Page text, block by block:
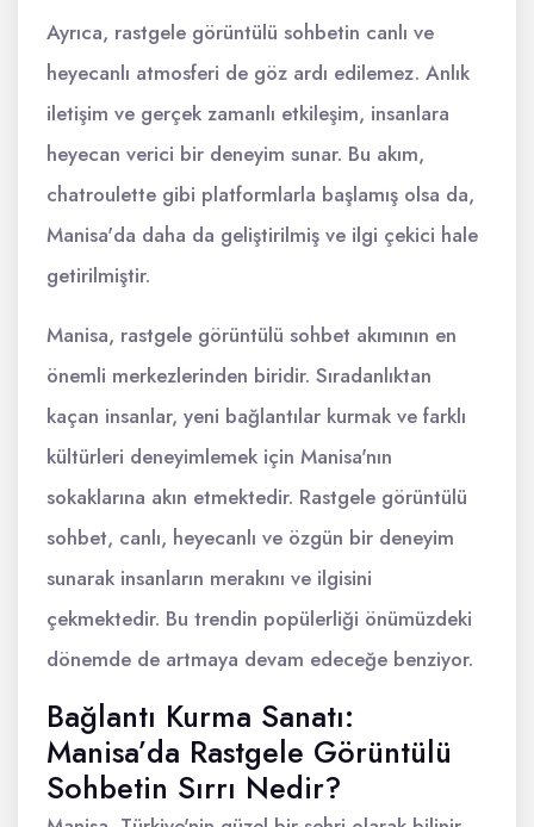
Ayrıca, rastgele görüntülü sohbetin canlı ve
heyecanlı atmosferi de göz ardı edilemez. Anlık
iletişim ve gerçek zamanlı etkileşim, insanlara
heyecan verici bir deneyim sunar. Bu akım,
chatroulette gibi platformlarla başlamış olsa da,
Manisa'da daha da geliştirilmiş ve ilgi çekici hale
getirilmiştir.
Manisa, rastgele görüntülü sohbet akımının en
önemli merkezlerinden biridir. Sıradanlıktan
kaçan insanlar, yeni bağlantılar kurmak ve farklı
kültürleri deneyimlemek için Manisa'nın
sokaklarına akın etmektedir. Rastgele görüntülü
sohbet, canlı, heyecanlı ve özgün bir deneyim
sunarak insanların merakını ve ilgisini
çekmektedir. Bu trendin popülerliği önümüzdeki
dönemde de artmaya devam edeceğe benziyor.
Bağlantı Kurma Sanatı:
Manisa’da Rastgele Görüntülü
Sohbetin Sırrı Nedir?